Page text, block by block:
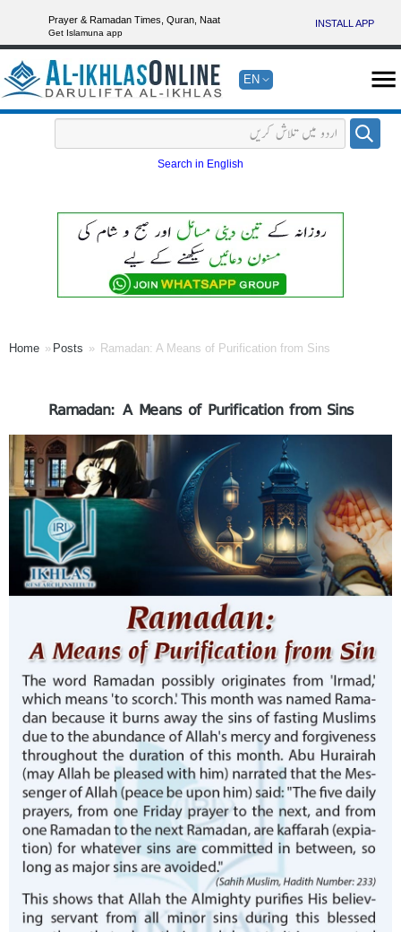
Prayer & Ramadan Times, Quran, Naat
Get Islamuna app
INSTALL APP
EN
Search in English
Home Posts Ramadan: A Means of Purification from Sins
Ramadan: A Means of Purification from Sins